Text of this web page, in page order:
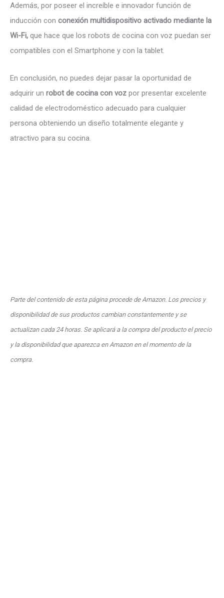
Además, por poseer el increíble e innovador función de
inducción con conexión multidispositivo activado mediante la
Wi-Fi, que hace que los robots de cocina con voz puedan ser
compatibles con el Smartphone y con la tablet.
En conclusión, no puedes dejar pasar la oportunidad de
adquirir un robot de cocina con voz por presentar excelente
calidad de electrodoméstico adecuado para cualquier
persona obteniendo un diseño totalmente elegante y
atractivo para su cocina.
Parte del contenido de esta página procede de Amazon. Los precios y
disponibilidad de sus productos cambian constantemente y se
actualizan cada 24 horas. Se aplicará a la compra del producto el precio
y la disponibilidad que aparezca en Amazon en el momento de la
compra.